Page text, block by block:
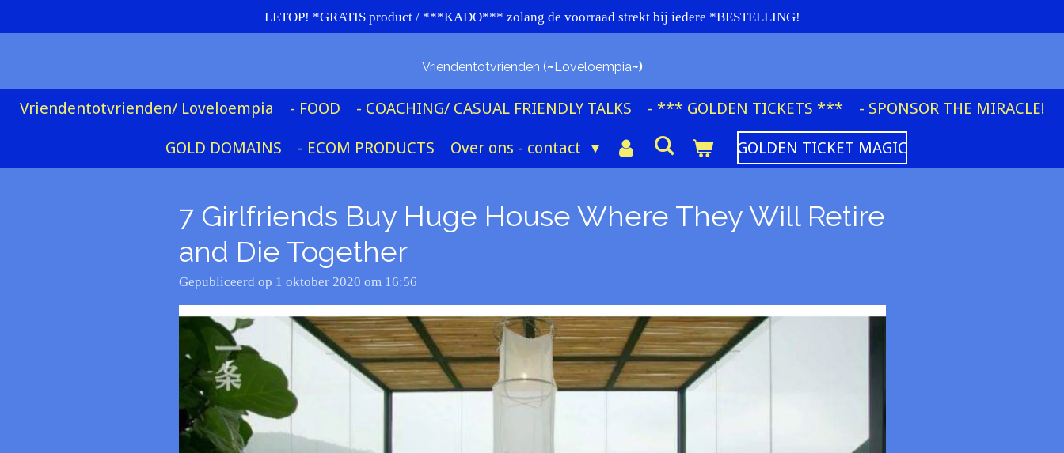
direct
LETOP! *GRATIS product / ***KADO*** zolang de voorraad strekt bij iedere *BESTELLING!
Vriendentotvrienden (~Loveloempia~)
Vriendentotvrienden/ Loveloempia - FOOD - COACHING/ CASUAL FRIENDLY TALKS - *** GOLDEN TICKETS *** - SPONSOR THE MIRACLE!
GOLD DOMAINS - ECOM PRODUCTS Over ons - contact GOLDEN TICKET MAGIC
7 Girlfriends Buy Huge House Where They Will Retire
and Die Together
Gepubliceerd op 1 oktober 2020 om 16:56